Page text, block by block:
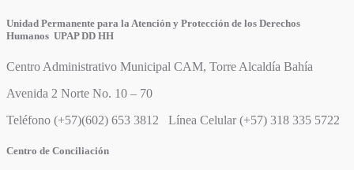
Unidad Permanente para la Atención y Protección de los Derechos
Humanos UPAP DD HH
Centro Administrativo Municipal CAM, Torre Alcaldía Bahía
Avenida 2 Norte No. 10 – 70
Teléfono (+57)(602) 653 3812 Línea Celular (+57) 318 335 5722
Centro de Conciliación